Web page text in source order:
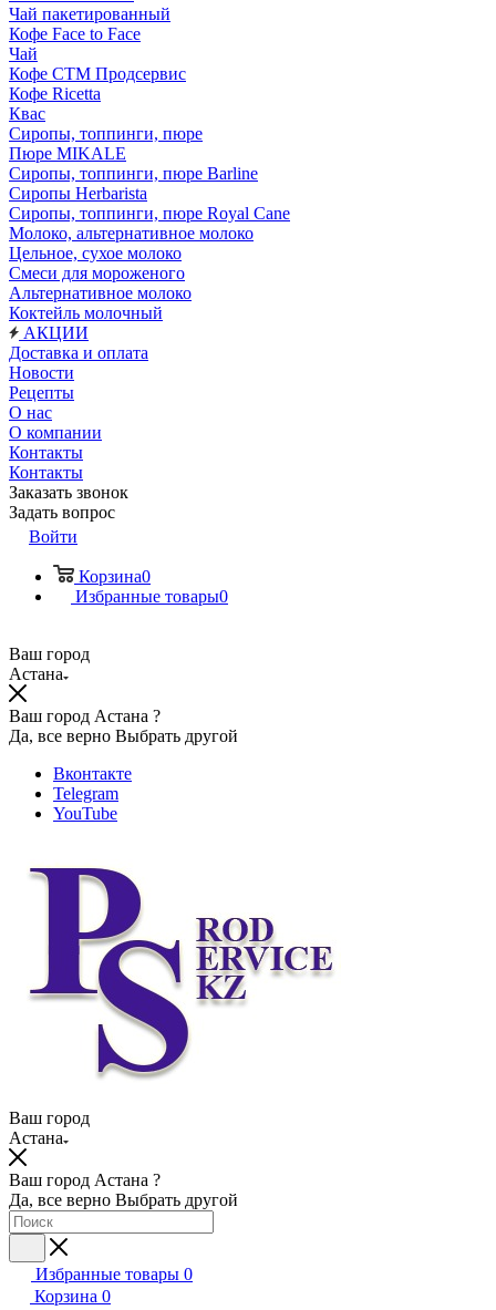
Чай пакетированный
Кофе Face to Face
Чай
Кофе СТМ Продсервис
Кофе Ricetta
Квас
Сиропы, топпинги, пюре
Пюре MIKALE
Сиропы, топпинги, пюре Barline
Сиропы Herbarista
Сиропы, топпинги, пюре Royal Cane
Молоко, альтернативное молоко
Цельное, сухое молоко
Смеси для мороженого
Альтернативное молоко
Коктейль молочный
АКЦИИ
Доставка и оплата
Новости
Рецепты
О нас
О компании
Контакты
Контакты
Заказать звонок
Задать вопрос
Войти
Корзина0
Избранные товары0
Ваш город
Астана
Ваш город Астана ?
Да, все верно Выбрать другой
Вконтакте
Telegram
YouTube
Ваш город
Астана
Ваш город Астана ?
Да, все верно Выбрать другой
Избранные товары 0
Корзина 0